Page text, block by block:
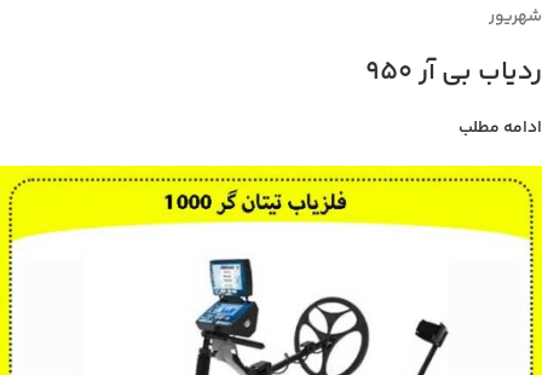
شهریور
ردیاب بی آر 950
ادامه مطلب